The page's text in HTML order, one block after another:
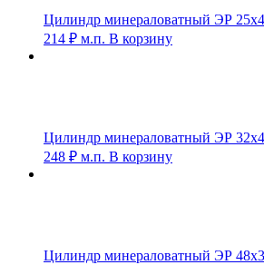
Цилиндр минераловатный ЭР
214 ₽ м.п. В корзину
Цилиндр минераловатный ЭР
248 ₽ м.п. В корзину
Цилиндр минераловатный ЭР